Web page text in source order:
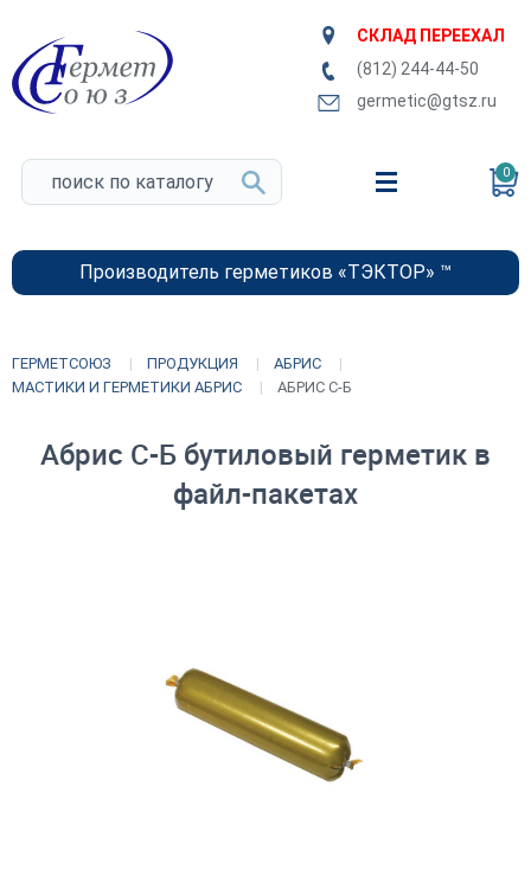
СКЛАД ПЕРЕЕХАЛ
(812) 244-44-50
germetic@gtsz.ru
0
Производитель герметиков «ТЭКТОР» ™
ГЕРМЕТСОЮЗ ПРОДУКЦИЯ
АБРИС
МАСТИКИ И ГЕРМЕТИКИ АБРИС
АБРИС С-Б
Абрис С-Б бутиловый герметик в
файл-пакетах